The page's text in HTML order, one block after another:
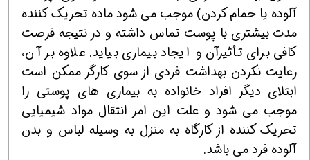
آلوده یا حمام کردن) موجب می شود ماده تحریک کننده
مدت بیشتری با پوست تماس داشته و در نتیجه فرصت
کافی برای تأثیرآن و ایجاد بیماری بیاید. علاوه بر آن،
رعایت نکردن بهداشت فردی از سوی کارگر ممکن است
ابتلای دیگر افراد خانواده به بیماری های پوستی را
موجب می شود و علت این امر انتقال مواد شیمیایی
تحریک کننده از کارگاه به منزل به وسیله لباس و بدن
آلوده فرد می باشد.